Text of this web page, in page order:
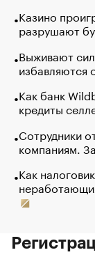
Казино
разрушают
Выживают
избавляются
Как банк
кредиты
Сотрудники
компаниям.
Как